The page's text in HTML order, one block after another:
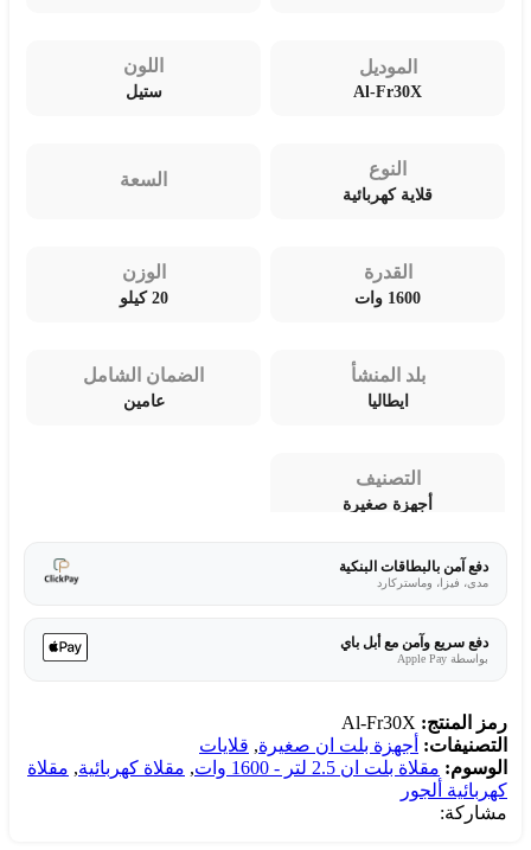
الموديل
Al-Fr30X
اللون
ستيل
النوع
قلاية كهربائية
السعة
القدرة
1600 وات
الوزن
20 كيلو
بلد المنشأ
ايطاليا
الضمان الشامل
عامين
التصنيف
أجهزة صغيرة
دفع آمن بالبطاقات البنكية
مدى، فيزا، وماستركارد
دفع سريع وآمن مع أبل باي
بواسطة Apple Pay
رمز المنتج: Al-Fr30X
التصنيفات: أجهزة بلت ان صغيرة, قلايات
الوسوم: مقلاة بلت ان 2.5 لتر - 1600 وات , مقلاة كهربائية, مقلاة
كهربائية ألجور
مشاركة: